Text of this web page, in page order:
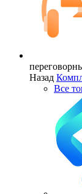
Назад
Все